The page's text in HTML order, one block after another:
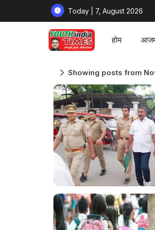
Today | 7, August 2026
होम
Showing posts from